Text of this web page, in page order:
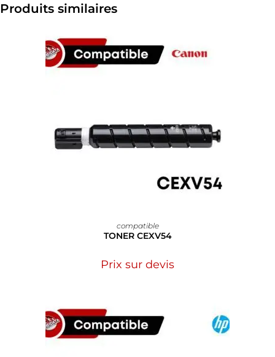
Produits similaires
compatible
TONER CEXV54
Prix sur devis